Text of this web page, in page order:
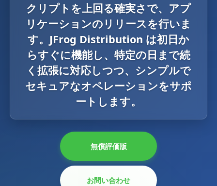
クリプトを上回る確実さで、アプ
リケーションのリリースを行いま
す。JFrog Distribution は初日か
らすぐに機能し、特定の日まで続
く拡張に対応しつつ、シンプルで
セキュアなオペレーションをサポ
ートします。
無償評価版
お問い合わせ